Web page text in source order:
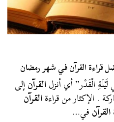
قراءة القرآن في شهر رمضان
لَيْلَةِ الْقَدْر” أي أنزلالقرآنإلى
. الإكثار من قراءةالقرآن
القرآنفي…